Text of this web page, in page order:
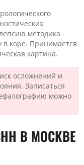
методика
в коре. Принимается
картина.
осложнений и
Записаться
можно
В МОСКВЕ